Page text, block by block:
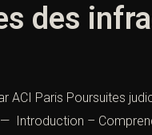
des
ACI Paris Poursuites
–